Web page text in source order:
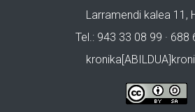
Larramendi kalea 11,
Tel.: 943 33 08 99 · 688